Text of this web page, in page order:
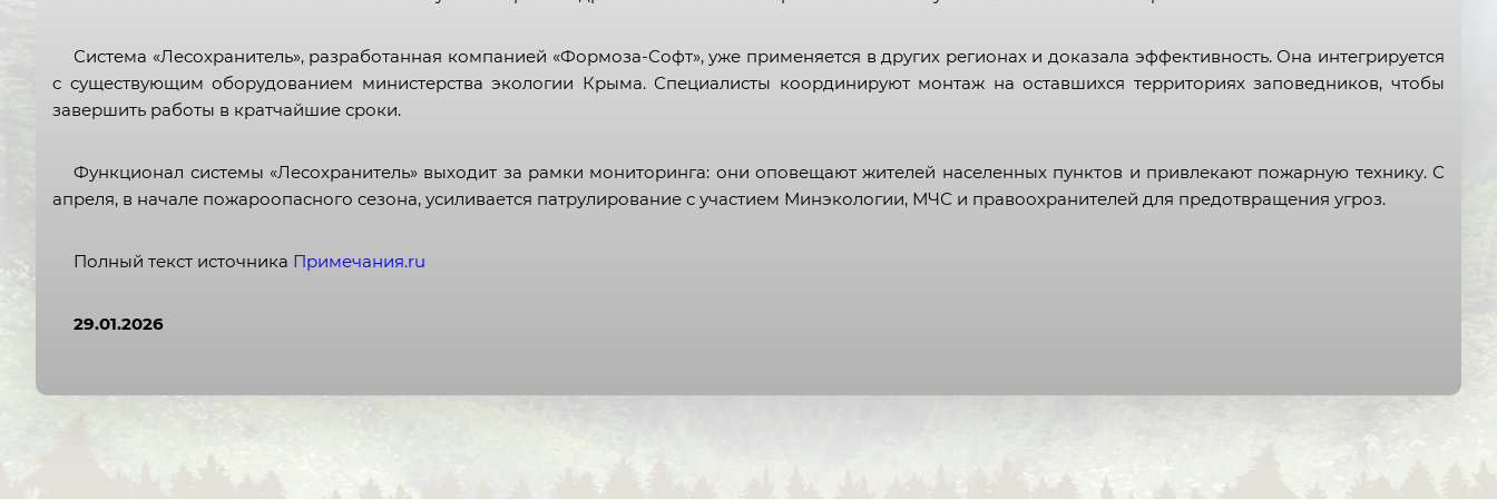
Система «Лесохранитель», разработанная компанией «Формоза-Софт», уже применяется в других регионах и доказала эффективность. Она интегрируется
с существующим оборудованием министерства экологии Крыма. Специалисты координируют монтаж на оставшихся территориях заповедников, чтобы
завершить работы в кратчайшие сроки.
Функционал системы «Лесохранитель» выходит за рамки мониторинга: они оповещают жителей населенных пунктов и привлекают пожарную технику. С
апреля, в начале пожароопасного сезона, усиливается патрулирование с участием Минэкологии, МЧС и правоохранителей для предотвращения угроз.
Полный текст источника Примечания.ru
29.01.2026
Республика Калмыкия
Республика Карелия
Республика Саха (Якутия)